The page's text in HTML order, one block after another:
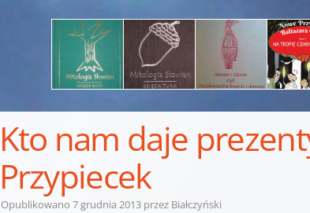
Kto nam daje
Przypiecek
Opublikowano7 grudnia 2013 przez Białczyński